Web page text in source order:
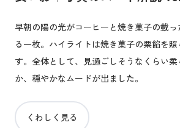
早朝の陽の光がコーヒーと焼き菓子の載
る一枚。ハイライトは焼き菓子の栗餡を
す。全体として、見過ごしそうなくらい
か、穏やかなムードが出ました。
くわしく見る